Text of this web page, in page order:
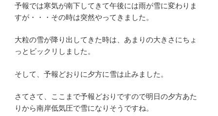
予報では寒気が南下してきて午後には雨が雪に変わりま
すが・・・その時は突然やってきました。
大粒の雪が降り出してきた時は、あまりの大きさにちょ
っとビックリしました。
そして、予報どおりに夕方に雪は止みました。
さてさて、ここまで予報どおりですので明日の夕方あた
りから南岸低気圧で雪になりそうですね。